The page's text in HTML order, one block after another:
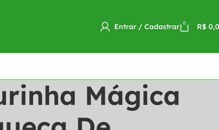
Entrar / Cadastrar 0 R$
Mágica